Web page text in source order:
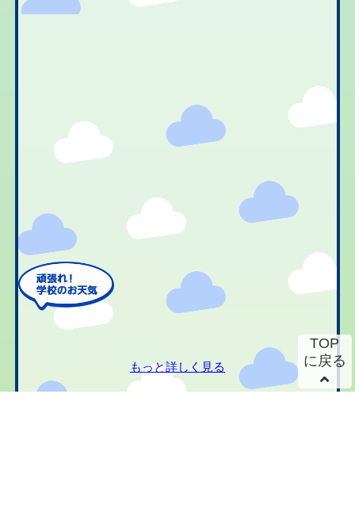
もっと詳しく見る
TOP
に戻る